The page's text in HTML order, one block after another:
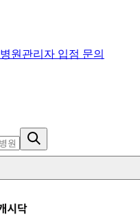
병원관리자 입점 문의